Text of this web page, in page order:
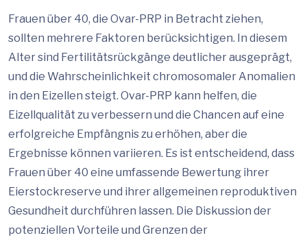
Frauen über 40, die Ovar-PRP in Betracht ziehen,
sollten mehrere Faktoren berücksichtigen. In diesem
Alter sind Fertilitätsrückgänge deutlicher ausgeprägt,
und die Wahrscheinlichkeit chromosomaler Anomalien
in den Eizellen steigt. Ovar-PRP kann helfen, die
Eizellqualität zu verbessern und die Chancen auf eine
erfolgreiche Empfängnis zu erhöhen, aber die
Ergebnisse können variieren. Es ist entscheidend, dass
Frauen über 40 eine umfassende Bewertung ihrer
Eierstockreserve und ihrer allgemeinen reproduktiven
Gesundheit durchführen lassen. Die Diskussion der
potenziellen Vorteile und Grenzen der